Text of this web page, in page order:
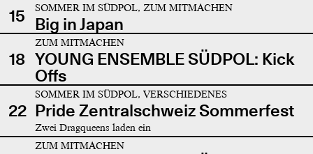
15
SOMMER IM SÜDPOL, ZUM MITMACHEN
Big in Japan
18
ZUM MITMACHEN
YOUNG ENSEMBLE SÜDPOL: Kick
Offs
22
SOMMER IM SÜDPOL, VERSCHIEDENES
Pride Zentralschweiz Sommerfest
Zwei Dragqueens laden ein
ZUM MITMACHEN